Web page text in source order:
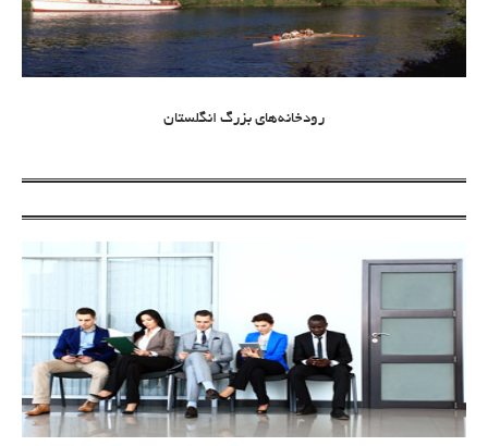
رودخانه‌های بزرگ انگلستان